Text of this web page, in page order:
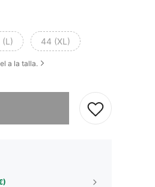
44 (XL)
a la talla.